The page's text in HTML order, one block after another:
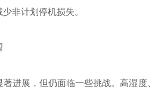
非计划停机损失。
展，但仍面临一些挑战。高湿度、